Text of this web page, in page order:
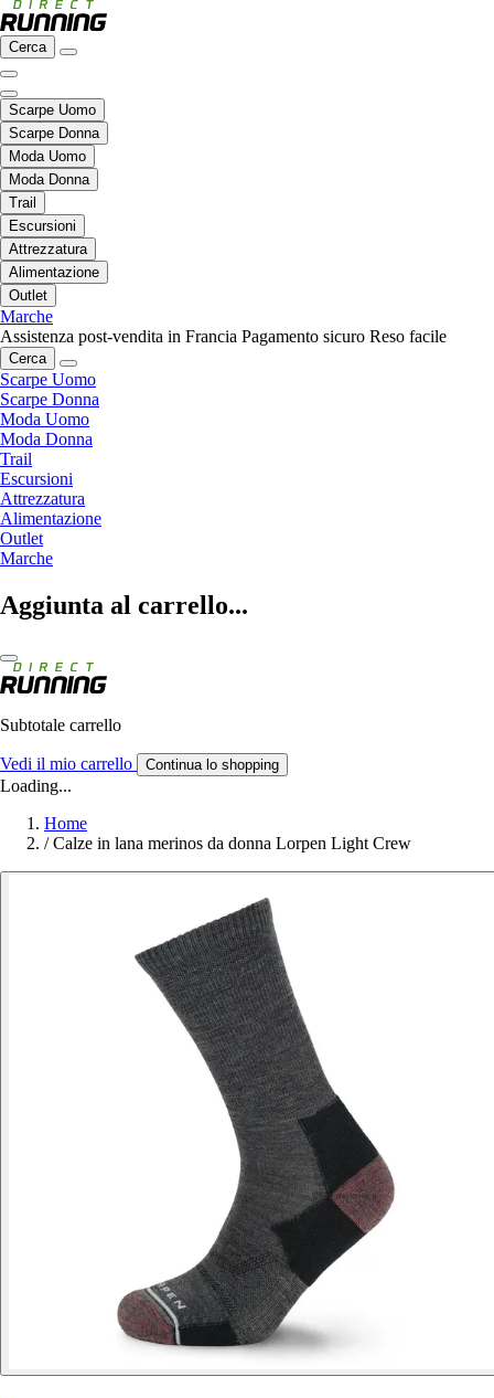
Cerca
Scarpe Uomo
Scarpe Donna
Moda Uomo
Moda Donna
Trail
Escursioni
Attrezzatura
Alimentazione
Outlet
Marche
Assistenza post-vendita in Francia Pagamento sicuro Reso facile
Cerca
Scarpe Uomo
Scarpe Donna
Moda Uomo
Moda Donna
Trail
Escursioni
Attrezzatura
Alimentazione
Outlet
Marche
Aggiunta al carrello...
Subtotale carrello
Vedi il mio carrello Continua lo shopping
Loading...
Home
/ Calze in lana merinos da donna Lorpen Light Crew